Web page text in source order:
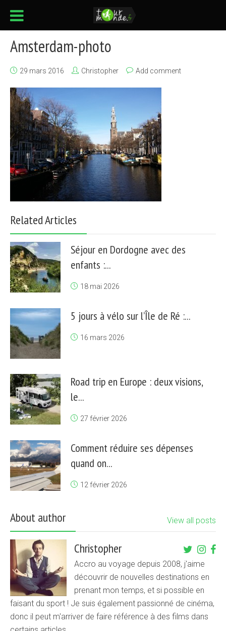
Amsterdam-photo
29 mars 2016 Christopher Add comment
Related Articles
Séjour en Dordogne avec des
enfants :...
18 mai 2026
5 jours à vélo sur l’Île de Ré :...
16 mars 2026
Road trip en Europe : deux visions,
le...
27 février 2026
Comment réduire ses dépenses
quand on...
12 février 2026
About author View all posts
Christopher
Accro au voyage depuis 2008, j'aime
découvrir de nouvelles destinations en
prenant mon temps, et si possible en
faisant du sport ! Je suis également passionné de cinéma,
donc il peut m'arriver de faire référence à des films dans